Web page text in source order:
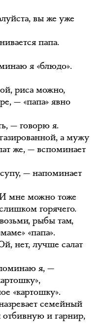
вы же уже
папа.
я «блюдо».
риса можно,
— «папа» явно
— говорю я.
а мужу
же, — вспоминает
— напоминает
мне можно тоже
горячего.
рыбы там,
«папа».
нет, лучше салат
я, —
«картошку».
семейный
отбивную и гарнир,